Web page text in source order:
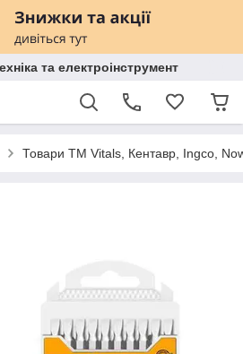
та електроінструмент
Товари ТМ Vitals, Кентавр, Ingco,